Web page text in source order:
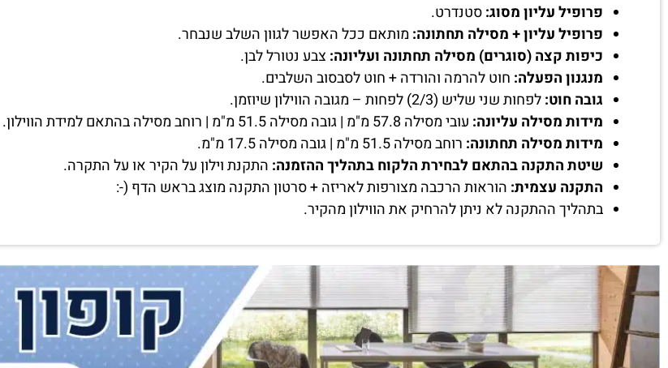
פרופיל עליון מסוג:סטנדרט.
פרופיל עליון + מסילה תחתונה: מותאם ככל האפשר לגוון השלב שנבחר.
כיפות קצה (סוגרים) מסילה תחתונה ועליונה: צבע נטורל לבן.
מנגנון הפעלה: חוט להרמה והורדה + חוט לסבסוב השלבים.
גובה חוט:לפחות שני שליש (2/3) לפחות – מגובה הווילון שיוזמן.
מידות מסילה עליונה: עובי מסילה 57.8 מ"מ | גובה מסילה 51.5 מ"מ | רוחב מסילה בהתאם למידת הווילון.
מידות מסילה תחתונה: רוחב מסילה 51.5 מ"מ | גובה מסילה 17.5 מ"מ.
שיטת התקנה בהתאם לבחירת הלקוח בתהליך ההזמנה: התקנת וילון על הקיר או על התקרה.
התקנה עצמית: הוראות הרכבה מצורפות לאריזה + סרטון התקנה מוצג בראש הדף (-:
בתהליך ההתקנה לא ניתן להרחיק את הווילון מהקיר.